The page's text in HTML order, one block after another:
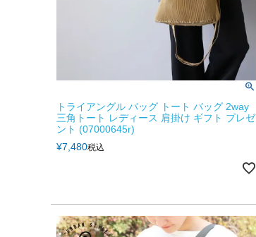
トライアングル バッグ トート バッグ 2way
三角トート レディース 肩掛け ギフト プレゼ
ント (07000645r)
¥7,480税込